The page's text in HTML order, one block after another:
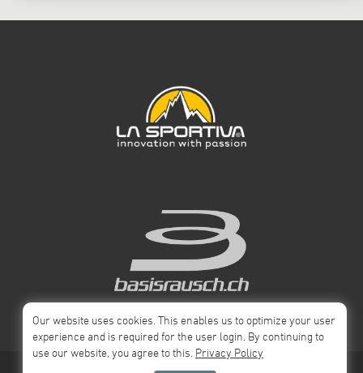
Our website uses cookies. This enables us to optimize your user
experience and is required for the user login. By continuing to
use our website, you agree to this. Privacy Policy